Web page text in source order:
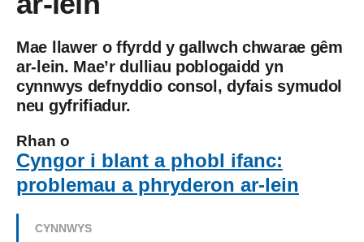
Mae llawer o ffyrdd y gallwch chwarae gêm
ar-lein. Mae’r dulliau poblogaidd yn
cynnwys defnyddio consol, dyfais symudol
neu gyfrifiadur.
Rhan o
Cyngor i blant a phobl ifanc:
problemau a phryderon ar-lein
CYNNWYS